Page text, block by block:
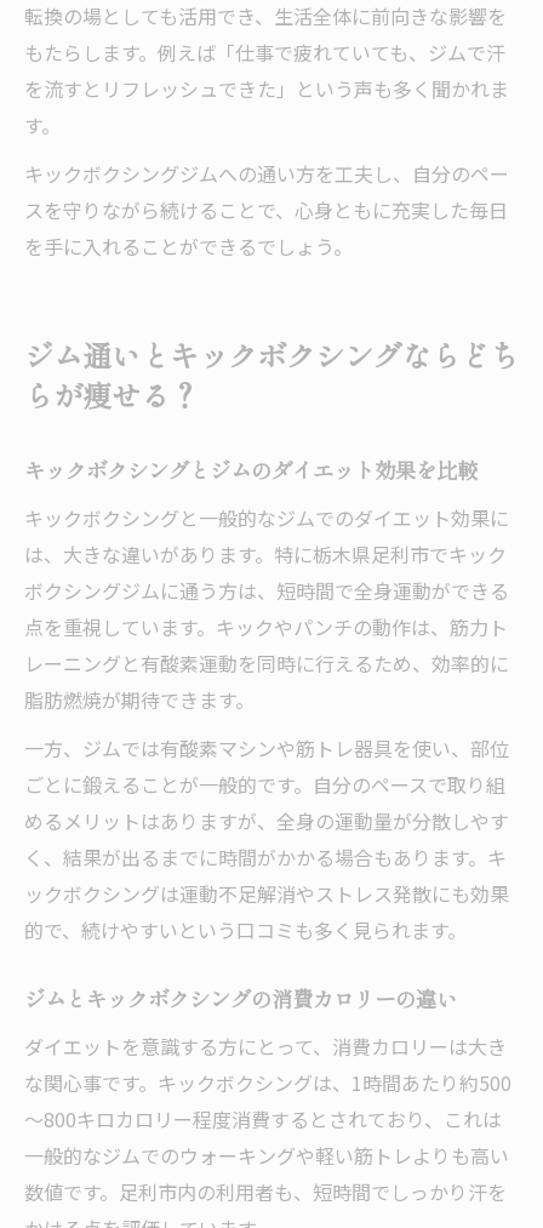
転換の場としても活用でき、生活全体に前向きな影響を
もたらします。例えば「仕事で疲れていても、ジムで汗
を流すとリフレッシュできた」という声も多く聞かれま
す。
キックボクシングジムへの通い方を工夫し、自分のペー
スを守りながら続けることで、心身ともに充実した毎日
を手に入れることができるでしょう。
ジム通いとキックボクシングならどち
らが痩せる？
キックボクシングとジムのダイエット効果を比較
キックボクシングと一般的なジムでのダイエット効果に
は、大きな違いがあります。特に栃木県足利市でキック
ボクシングジムに通う方は、短時間で全身運動ができる
点を重視しています。キックやパンチの動作は、筋力ト
レーニングと有酸素運動を同時に行えるため、効率的に
脂肪燃焼が期待できます。
一方、ジムでは有酸素マシンや筋トレ器具を使い、部位
ごとに鍛えることが一般的です。自分のペースで取り組
めるメリットはありますが、全身の運動量が分散しやす
く、結果が出るまでに時間がかかる場合もあります。キ
ックボクシングは運動不足解消やストレス発散にも効果
的で、続けやすいという口コミも多く見られます。
ジムとキックボクシングの消費カロリーの違い
ダイエットを意識する方にとって、消費カロリーは大き
な関心事です。キックボクシングは、1時間あたり約500
～800キロカロリー程度消費するとされており、これは
一般的なジムでのウォーキングや軽い筋トレよりも高い
数値です。足利市内の利用者も、短時間でしっかり汗を